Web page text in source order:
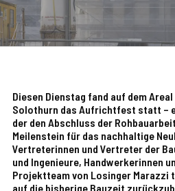
Diesen Dienstag fand auf dem
Solothurn das Aufrichtfest statt –
der den Abschluss der
Meilenstein für das nachhaltige
Vertreterinnen und Vertreter der
und Ingenieure, Handwerkerinnen
Projektteam von Losinger Marazzi
auf die bisherige Bauzeit